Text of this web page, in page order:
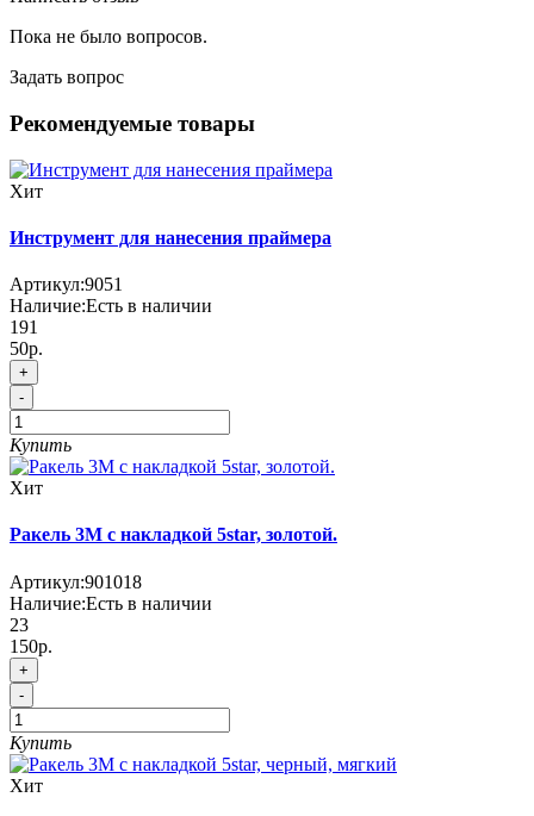
Пока не было вопросов.
Задать вопрос
Рекомендуемые товары
Хит
Инструмент для нанесения праймера
Артикул:9051
Наличие:Есть в наличии
191
50р.
+
-
Купить
Хит
Ракель 3М с накладкой 5star, золотой.
Артикул:901018
Наличие:Есть в наличии
23
150р.
+
-
Купить
Хит